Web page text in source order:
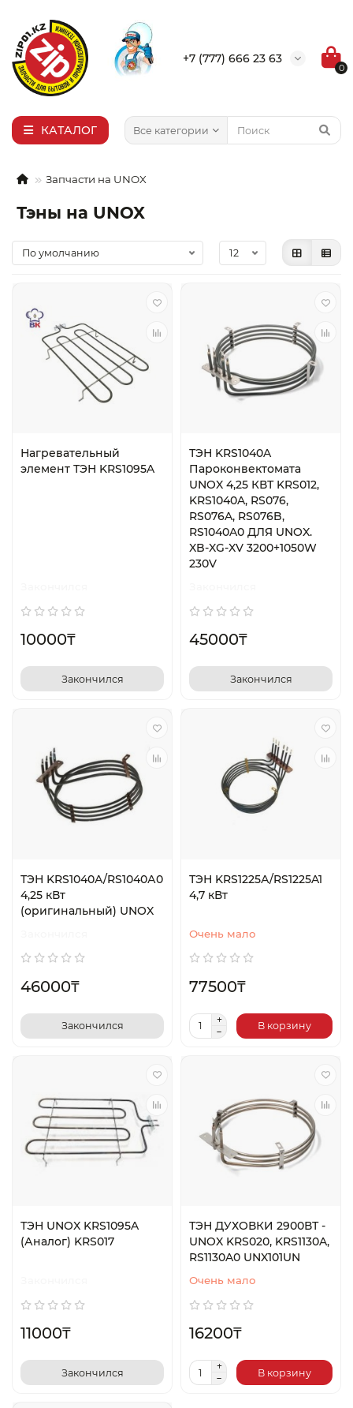
+7 (777) 666 23 63
0
КАТАЛОГ Все категории
Запчасти на UNOX
Тэны на UNOX
Нагревательный
элемент ТЭН KRS1095A
10000₸
Закончился
ТЭН KRS1040A
Пароконвектомата
UNOX 4,25 КВТ KRS012,
KRS1040A, RS076,
RS076A, RS076B,
RS1040A0 ДЛЯ UNOX.
XB-XG-XV 3200+1050W
230V
45000₸
Закончился
ТЭН KRS1040А/RS1040А0
4,25 кВт
(оригинальный) UNOX
46000₸
Закончился
ТЭН KRS1225А/RS1225A1
4,7 кВт
Очень мало
77500₸
В корзину
ТЭН UNOX KRS1095A
(Аналог) KRS017
11000₸
Закончился
ТЭН ДУХОВКИ 2900ВТ -
UNOX KRS020, KRS1130A,
RS1130A0 UNX101UN
Очень мало
16200₸
В корзину
Выбор города
Алма-Ата
Актау